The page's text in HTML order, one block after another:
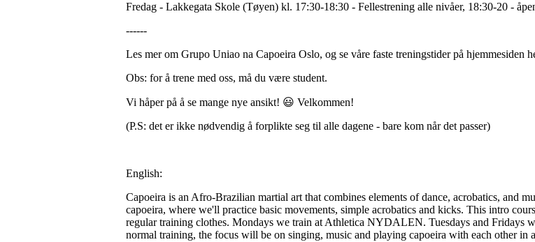
Fredag - Lakkegata Skole (Tøyen) kl. 17:30-18:30 - Fellestrening alle nivåer, 18:30-20 -
------
Les mer om Grupo Uniao na Capoeira Oslo, og se våre faste treningstider på hjemmesiden
Obs: for å trene med oss, må du være student.
Vi håper på å se mange nye ansikt! 😃 Velkommen!
(P.S: det er ikke nødvendig å forplikte seg til alle dagene - bare kom når det passer)
English:
Capoeira is an Afro-Brazilian martial art that combines elements of dance, acrobatics, and
capoeira, where we'll practice basic movements, simple acrobatics and kicks. This intro
regular training clothes. Mondays we train at Athletica NYDALEN. Tuesdays and Fridays
normal training, the focus will be on singing, music and playing capoeira with each other in